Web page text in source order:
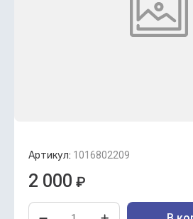
Артикул: 1016802209
2 000 ₽